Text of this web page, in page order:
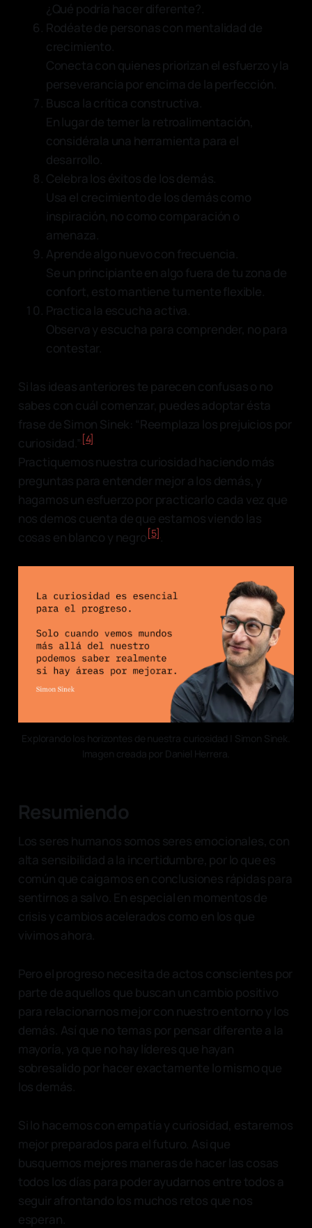
¿Qué podría hacer diferente?.
Rodéate de personas con mentalidad de
crecimiento.
Conecta con quienes priorizan el esfuerzo y la
perseverancia por encima de la perfección.
Busca la crítica constructiva.
En lugar de temer la retroalimentación,
considérala una herramienta para el
desarrollo.
Celebra los éxitos de los demás.
Usa el crecimiento de los demás como
inspiración, no como comparación o
amenaza.
Aprende algo nuevo con frecuencia.
Se un principiante en algo fuera de tu zona de
confort, esto mantiene tu mente flexible.
Practica la escucha activa.
Observa y escucha para comprender, no para
contestar.
Si las ideas anteriores te parecen confusas o no
sabes con cuál comenzar, puedes adoptar ésta
frase de Simon Sinek: “Reemplaza los prejuicios por
curiosidad.”[4]
Practiquemos nuestra curiosidad haciendo más
preguntas para entender mejor a los demás, y
hagamos un esfuerzo por practicarlo cada vez que
nos demos cuenta de que estamos viendo las
cosas en blanco y negro[5].
Explorando los horizontes de nuestra curiosidad | Simon Sinek.
Imagen creada por Daniel Herrera.
Resumiendo
Los seres humanos somos seres emocionales, con
alta sensibilidad a la incertidumbre, por lo que es
común que caigamos en conclusiones rápidas para
sentirnos a salvo. En especial en momentos de
crisis y cambios acelerados como en los que
vivimos ahora.
Pero el progreso necesita de actos conscientes por
parte de aquellos que buscan un cambio positivo
para relacionarnos mejor con nuestro entorno y los
demás. Así que no temas por pensar diferente a la
mayoría, ya que no hay líderes que hayan
sobresalido por hacer exactamente lo mismo que
los demás.
Si lo hacemos con empatía y curiosidad, estaremos
mejor preparados para el futuro. Asi que
busquemos mejores maneras de hacer las cosas
todos los días para poder ayudarnos entre todos a
seguir afrontando los muchos retos que nos
esperan.